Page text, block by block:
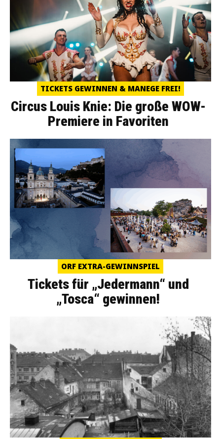
TICKETS GEWINNEN & MANEGE FREI!
Circus Louis Knie: Die große WOW-
Premiere in Favoriten
ORF EXTRA-GEWINNSPIEL
Tickets für „Jedermann“ und
„Tosca“ gewinnen!